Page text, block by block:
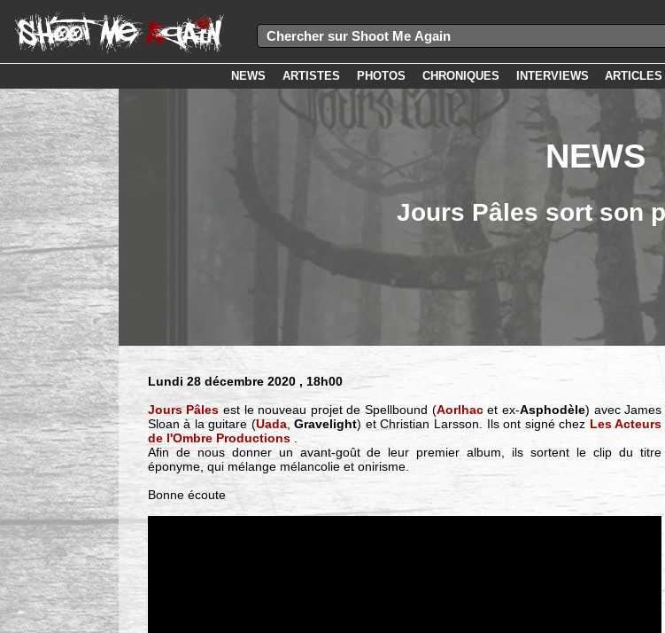
NEWS ARTISTES PHOTOS CHRONIQUES INTERVIEWS ARTICLES
NEWS
Jours Pâles sort son
Lundi 28 décembre 2020 , 18h00
Jours Pâles est le nouveau projet de Spellbound (Aorlhacet ex-Asphodèle) avec James
Sloan à la guitare (Uada,Gravelight) et Christian Larsson. Ils ont signé chez Les Acteurs
de l'Ombre Productions.
Afin de nous donner un avant-goût de leur premier album, ils sortent le clip du titre
éponyme, qui mélange mélancolie et onirisme.
Bonne écoute